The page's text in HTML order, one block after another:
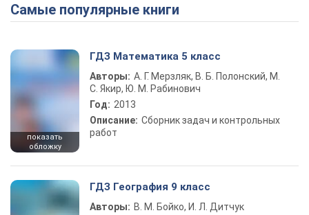
Самые популярные книги
показать
обложку
ГДЗ Математика 5 класс
Авторы: А. Г. Мерзляк, В. Б. Полонский, М.
С. Якир, Ю. М. Рабинович
Год: 2013
Описание: Сборник задач и контрольных
работ
ГДЗ География 9 класс
Авторы: В. М. Бойко, И. Л. Дитчук